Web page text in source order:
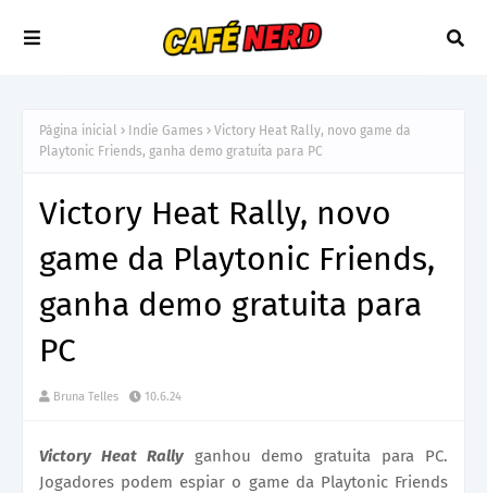
Página inicial Indie Games
Victory Heat Rally, novo game da
Playtonic Friends, ganha demo gratuita para PC
Victory Heat Rally, novo
game da Playtonic Friends,
ganha demo gratuita para
PC
Bruna Telles 10.6.24
Victory Heat Rallyganhou demo gratuita para PC.
Jogadores podem espiar o game da Playtonic Friends